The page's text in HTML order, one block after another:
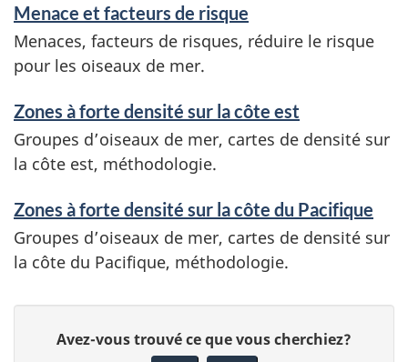
Menace et facteurs de risque
Menaces, facteurs de risques, réduire le risque
pour les oiseaux de mer.
Zones à forte densité sur la côte est
Groupes d’oiseaux de mer, cartes de densité sur
la côte est, méthodologie.
Zones à forte densité sur la côte du Pacifique
Groupes d’oiseaux de mer, cartes de densité sur
la côte du Pacifique, méthodologie.
Avez-vous trouvé ce que vous cherchiez?